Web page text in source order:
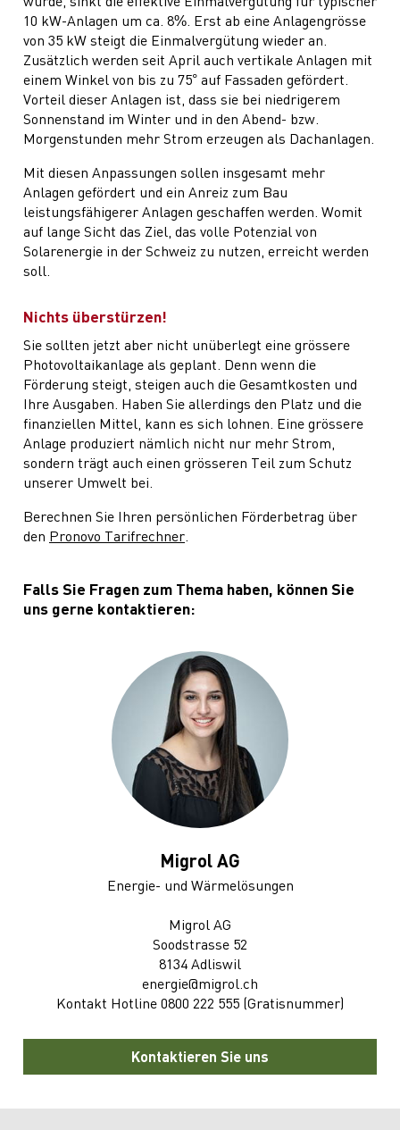
10 kW-Anlagen um ca. 8%. Erst ab eine Anlagengrösse
von 35 kW steigt die Einmalvergütung wieder an.
Zusätzlich werden seit April auch vertikale Anlagen mit
einem Winkel von bis zu 75° auf Fassaden gefördert.
Vorteil dieser Anlagen ist, dass sie bei niedrigerem
Sonnenstand im Winter und in den Abend- bzw.
Morgenstunden mehr Strom erzeugen als Dachanlagen.
Mit diesen Anpassungen sollen insgesamt mehr
Anlagen gefördert und ein Anreiz zum Bau
leistungsfähigerer Anlagen geschaffen werden. Womit
auf lange Sicht das Ziel, das volle Potenzial von
Solarenergie in der Schweiz zu nutzen, erreicht werden
soll.
Nichts überstürzen!
Sie sollten jetzt aber nicht unüberlegt eine grössere
Photovoltaikanlage als geplant. Denn wenn die
Förderung steigt, steigen auch die Gesamtkosten und
Ihre Ausgaben. Haben Sie allerdings den Platz und die
finanziellen Mittel, kann es sich lohnen. Eine grössere
Anlage produziert nämlich nicht nur mehr Strom,
sondern trägt auch einen grösseren Teil zum Schutz
unserer Umwelt bei.
Berechnen Sie Ihren persönlichen Förderbetrag über
den Pronovo Tarifrechner
Falls Sie Fragen zum Thema haben, können Sie
uns gerne kontaktieren:
Migrol AG
Energie- und Wärmelösungen
Migrol AG
Soodstrasse 52
8134 Adliswil
energie@migrol.ch
Kontakt Hotline 0800 222 555 (Gratisnummer)
Kontaktieren Sie uns